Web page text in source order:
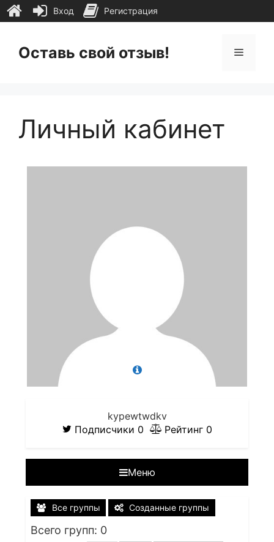
содержимому
Оставь свой отзыв! Меню
Личный кабинет
kypewtwdkv
Подписчики 0 Рейтинг 0
Меню
Все группы Созданные группы
Всего групп: 0
Вход Регистрация